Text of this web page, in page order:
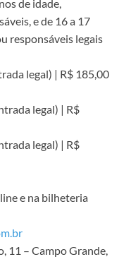
de idade,
e de 16 a 17
responsáveis legais
legal) | R$ 185,00
legal) | R$
legal) | R$
e na bilheteria
11 – Campo Grande,